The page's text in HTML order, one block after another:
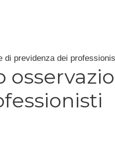
di previdenza dei